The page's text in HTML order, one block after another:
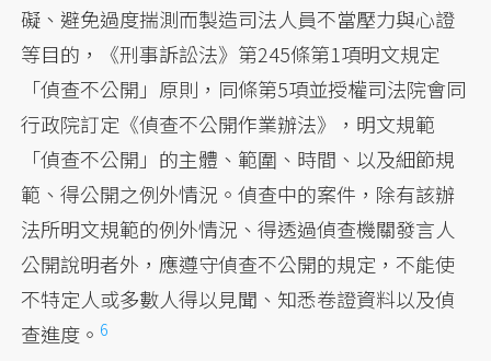
礙、避免過度揣測而製造司法人員不當壓力與心證
等目的，《刑事訴訟法》第245條第1項明文規定
「偵查不公開」原則，同條第5項並授權司法院會同
行政院訂定《偵查不公開作業辦法》，明文規範
「偵查不公開」的主體、範圍、時間、以及細節規
範、得公開之例外情況。偵查中的案件，除有該辦
法所明文規範的例外情況、得透過偵查機關發言人
公開說明者外，應遵守偵查不公開的規定，不能使
不特定人或多數人得以見聞、知悉卷證資料以及偵
查進度。 6